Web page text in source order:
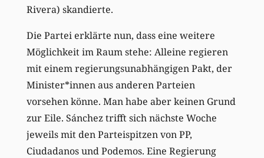
Rivera) skandierte.
Die Partei erklärte nun, dass eine weitere
Möglichkeit im Raum stehe: Alleine regieren
mit einem regierungsunabhängigen Pakt, der
Minister*innen aus anderen Parteien
vorsehen könne. Man habe aber keinen Grund
zur Eile. Sánchez trifft sich nächste Woche
jeweils mit den Parteispitzen von PP,
Ciudadanos und Podemos. Eine Regierung